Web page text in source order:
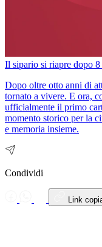
Il sipario si riapre dopo 8
Dopo oltre otto anni di
tornato a vivere. E ora,
ufficialmente il primo
momento storico per la
e memoria insieme.
Condividi
Link